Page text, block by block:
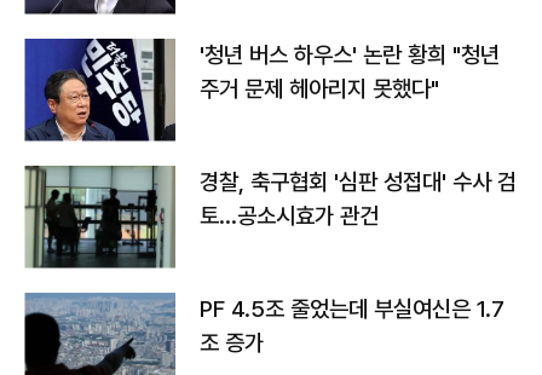
'청년 버스 하우스' 논란 황희 "청년
주거 문제 헤아리지 못했다"
경찰, 축구협회 '심판 성접대' 수사 검
토…공소시효가 관건
PF 4.5조 줄었는데 부실여신은 1.7
조 증가